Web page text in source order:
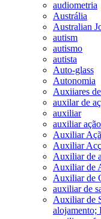
audiometria
Austrália
Australian
autism
autismo
autista
Auto-glass
Autonomia
Auxiiares
auxilar de
auxiliar
auxiliar
Auxiliar
Auxiliar
Auxiliar de
Auxiliar de
Auxiliar de
auxiliar de
Auxiliar de
alojamento;